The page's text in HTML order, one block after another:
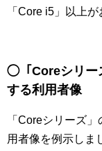
「Core i5」以上が
◯「Coreシリー
する利用者像
「Coreシリーズ
用者像を例示しま